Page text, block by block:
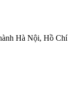
Hà Nội, Hồ Chí